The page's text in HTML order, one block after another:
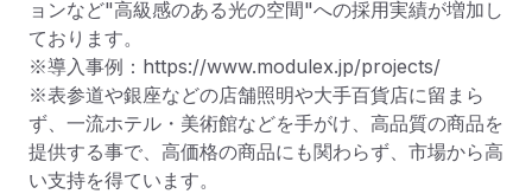
ョンなど"高級感のある光の空間"への採用実績が増加し
ております。
※導入事例：https://www.modulex.jp/projects/
※表参道や銀座などの店舗照明や大手百貨店に留まら
ず、一流ホテル・美術館などを手がけ、高品質の商品を
提供する事で、高価格の商品にも関わらず、市場から高
い支持を得ています。